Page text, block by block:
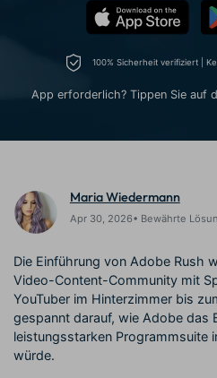
Video-Prompts
Über 100 heiße Video-
Prompts – schnell ähnliche
Videos erstellen
Kickstart Bootcamp
Videobearbeitungs-
Fähigkeiten mit Filmora
Creator
Monetarisierungs-
Programm
Monetarisieren Sie
Ihren Einfluss mit Filmora
Erste Schritte
Kunden-Support
Kunden-Geschichten
Erfahren Sie, wie unsere
Kunden Erfolg haben
KAUFEN
100% Sicherheit verifiziert |
App erforderlich? Tippen Sie auf
Maria Wiedermann
Apr 30, 2026• Bewährte
Die Einführung von Adobe Rush
Video-Content-Community mit
YouTuber im Hinterzimmer bis
gespannt darauf, wie Adobe das
leistungsstarken Programmsuite
würde.